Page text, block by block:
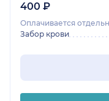
400 ₽
Оплачивается
Забор крови